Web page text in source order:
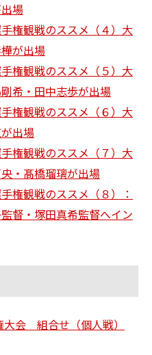
場
権観戦のススメ（４）大
が出場
権観戦のススメ（５）大
希・田中志歩が出場
権観戦のススメ（６）大
出場
権観戦のススメ（７）大
・髙橋瑠璃が出場
権観戦のススメ（８）：
督・塚田真希監督へイン
会 組合せ（個人戦）